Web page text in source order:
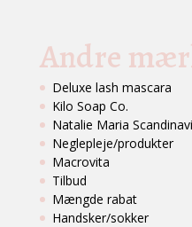
Andre
Deluxe lash mascara
Kilo Soap Co.
Natalie Maria
Neglepleje/produkter
Macrovita
Tilbud
Mængde rabat
Handsker/sokker